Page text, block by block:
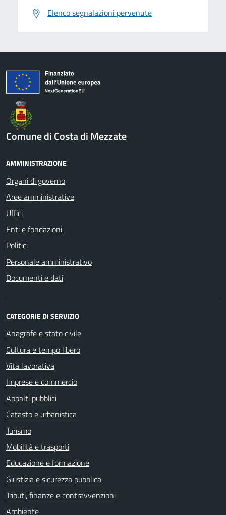
Elenco segnalazioni pervenute
Comune di Costa di Mezzate
AMMINISTRAZIONE
Organi di governo
Aree amministrative
Uffici
Enti e fondazioni
Politici
Personale amministrativo
Documenti e dati
CATEGORIE DI SERVIZIO
Anagrafe e stato civile
Cultura e tempo libero
Vita lavorativa
Imprese e commercio
Appalti pubblici
Catasto e urbanistica
Turismo
Mobilità e trasporti
Educazione e formazione
Giustizia e sicurezza pubblica
Tributi, finanze e contravvenzioni
Ambiente